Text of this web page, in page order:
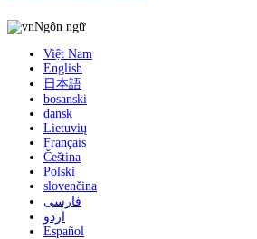
Ngôn ngữ
Việt Nam
English
日本語
bosanski
dansk
Lietuvių
Français
Čeština
Polski
slovenčina
فارسی
اردو
Español